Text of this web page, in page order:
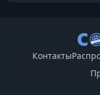
различные
жизни и
кишечника. Вы
Контакты